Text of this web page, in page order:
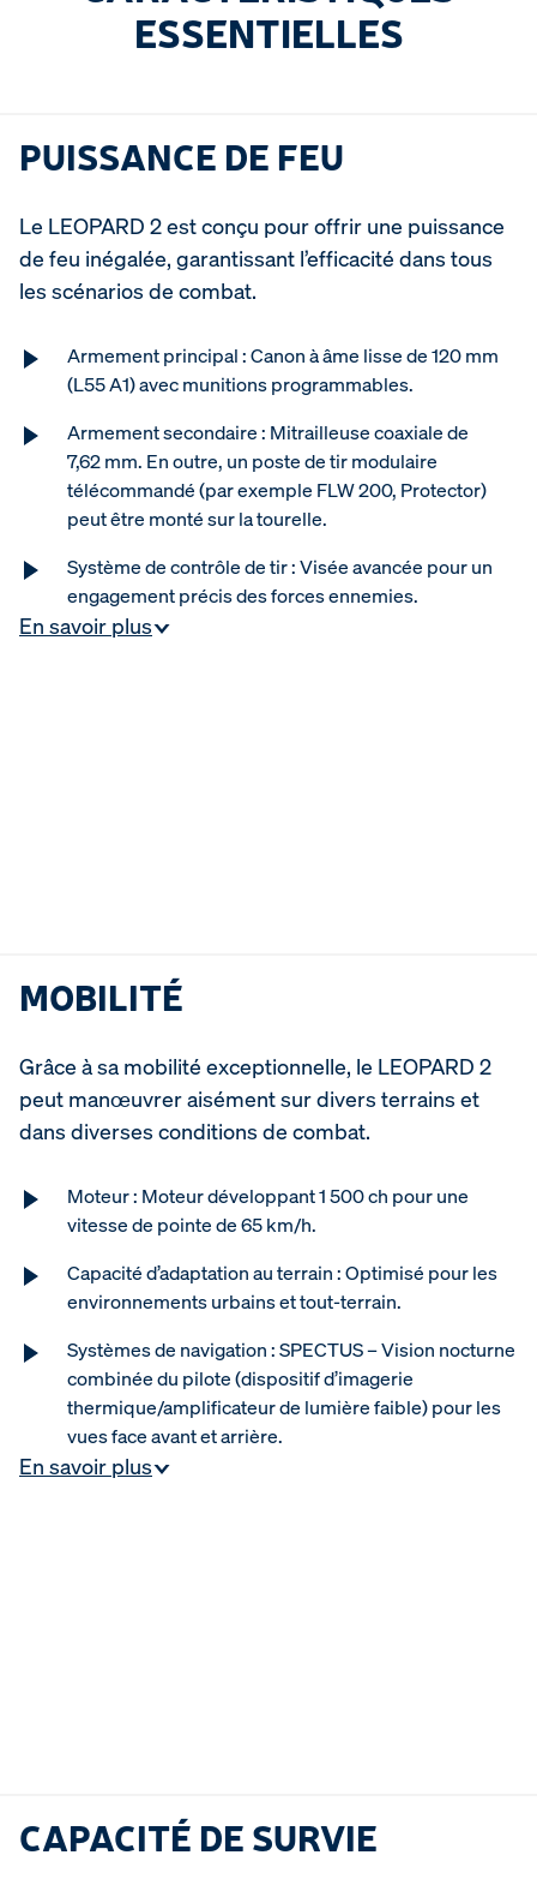
ESSENTIELLES
PUISSANCE DE FEU
Le LEOPARD 2 est conçu pour offrir une puissance
de feu inégalée, garantissant l’efficacité dans tous
les scénarios de combat.
Armement principal : Canon à âme lisse de 120 mm
(L55 A1) avec munitions programmables.
Armement secondaire : Mitrailleuse coaxiale de
7,62 mm. En outre, un poste de tir modulaire
télécommandé (par exemple FLW 200, Protector)
peut être monté sur la tourelle.
Système de contrôle de tir : Visée avancée pour un
engagement précis des forces ennemies.
En savoir plus
MOBILITÉ
Grâce à sa mobilité exceptionnelle, le LEOPARD 2
peut manœuvrer aisément sur divers terrains et
dans diverses conditions de combat.
Moteur : Moteur développant 1 500 ch pour une
vitesse de pointe de 65 km/h.
Capacité d’adaptation au terrain : Optimisé pour les
environnements urbains et tout-terrain.
Systèmes de navigation : SPECTUS – Vision nocturne
combinée du pilote (dispositif d’imagerie
thermique/amplificateur de lumière faible) pour les
vues face avant et arrière.
En savoir plus
CAPACITÉ DE SURVIE